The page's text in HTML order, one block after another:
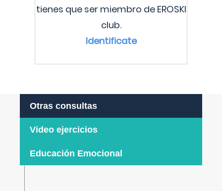
tienes que ser miembro de EROSKI
club.
Identificate
Otras consultas
Video ejercicios
Educación Emocional